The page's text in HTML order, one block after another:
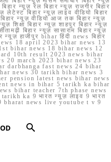
न्यूज़ रेल बिहार न्यूज़ राजगीर बिहार
बिहार न्यूज़ लाइव वीडियो बिहार
न्यूज़ वीडियो आज तक बिहार न्यूज़
शिक्षा बिहार न्यूज़ शाहपुर बिहार न्यूज़
बिहार न्यूज़ सासाराम बिहार न्यूज़
न्यूज़ हाजीपुर bihar हिंदी news बिहार
news 18 april 2023 bihar news 13
bihar news 18 bihar news 12
10th result 2023 news bihar
20 march 2023 bihar news 23
darbhanga fast news 24 bihar
news 30 tarikh bihar news 3
pension latest news bihar news
news in bihar 5 tarikh ka bihar
bihar teacher 7th phase news
ka 9 भारत न्यूज़ लाइव 9 भारत
bharat news live youtube t v 9